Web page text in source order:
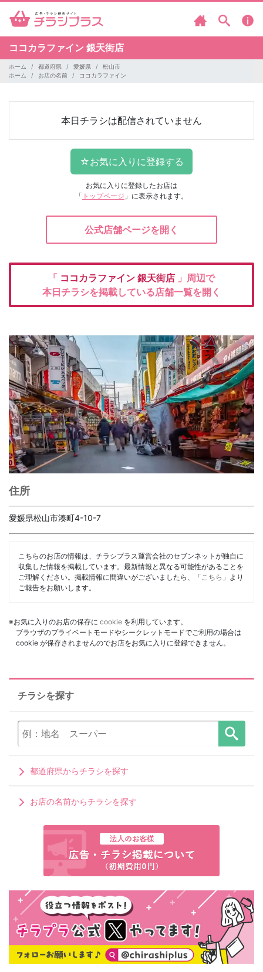
ココカラファイン 銀天街店
ホーム 都道府県 愛媛県
松山市
ホーム
お店の名前 ココカラファイン
本日チラシは配信されていません
お気に入りに登録したお店は
「 トップページ 」に表示されます。
公式店舗ページを開く
「 ココカラファイン 銀天街店 」周辺で
本日チラシを掲載している店舗一覧を開く
住所
愛媛県松山市湊町4-10-7
こちらのお店の情報は、チラシプラス運営会社のセブンネットが独自に
収集した情報を掲載しています。最新情報と異なる可能性があることを
ご理解ください。掲載情報に間違いがございましたら、「 こちら 」より
ご報告をお願いします。
※お気に入りのお店の保存に cookie を利用しています。
ブラウザのプライベートモードやシークレットモードでご利用の場合は
cookie が保存されませんのでお店をお気に入りに登録できません。
チラシを探す
都道府県からチラシを探す
お店の名前からチラシを探す